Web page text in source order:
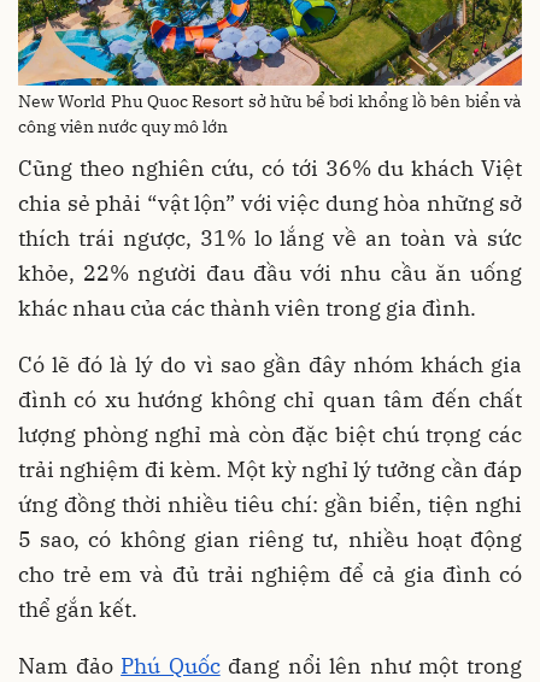
New World Phu Quoc Resort sở hữu bể bơi khổng lồ bên biển và
công viên nước quy mô lớn
Cũng theo nghiên cứu, có tới 36% du khách Việt
chia sẻ phải “vật lộn” với việc dung hòa những sở
thích trái ngược, 31% lo lắng về an toàn và sức
khỏe, 22% người đau đầu với nhu cầu ăn uống
khác nhau của các thành viên trong gia đình.
Có lẽ đó là lý do vì sao gần đây nhóm khách gia
đình có xu hướng không chỉ quan tâm đến chất
lượng phòng nghỉ mà còn đặc biệt chú trọng các
trải nghiệm đi kèm. Một kỳ nghỉ lý tưởng cần đáp
ứng đồng thời nhiều tiêu chí: gần biển, tiện nghi
5 sao, có không gian riêng tư, nhiều hoạt động
cho trẻ em và đủ trải nghiệm để cả gia đình có
thể gắn kết.
Nam đảo Phú Quốcđang nổi lên như một trong